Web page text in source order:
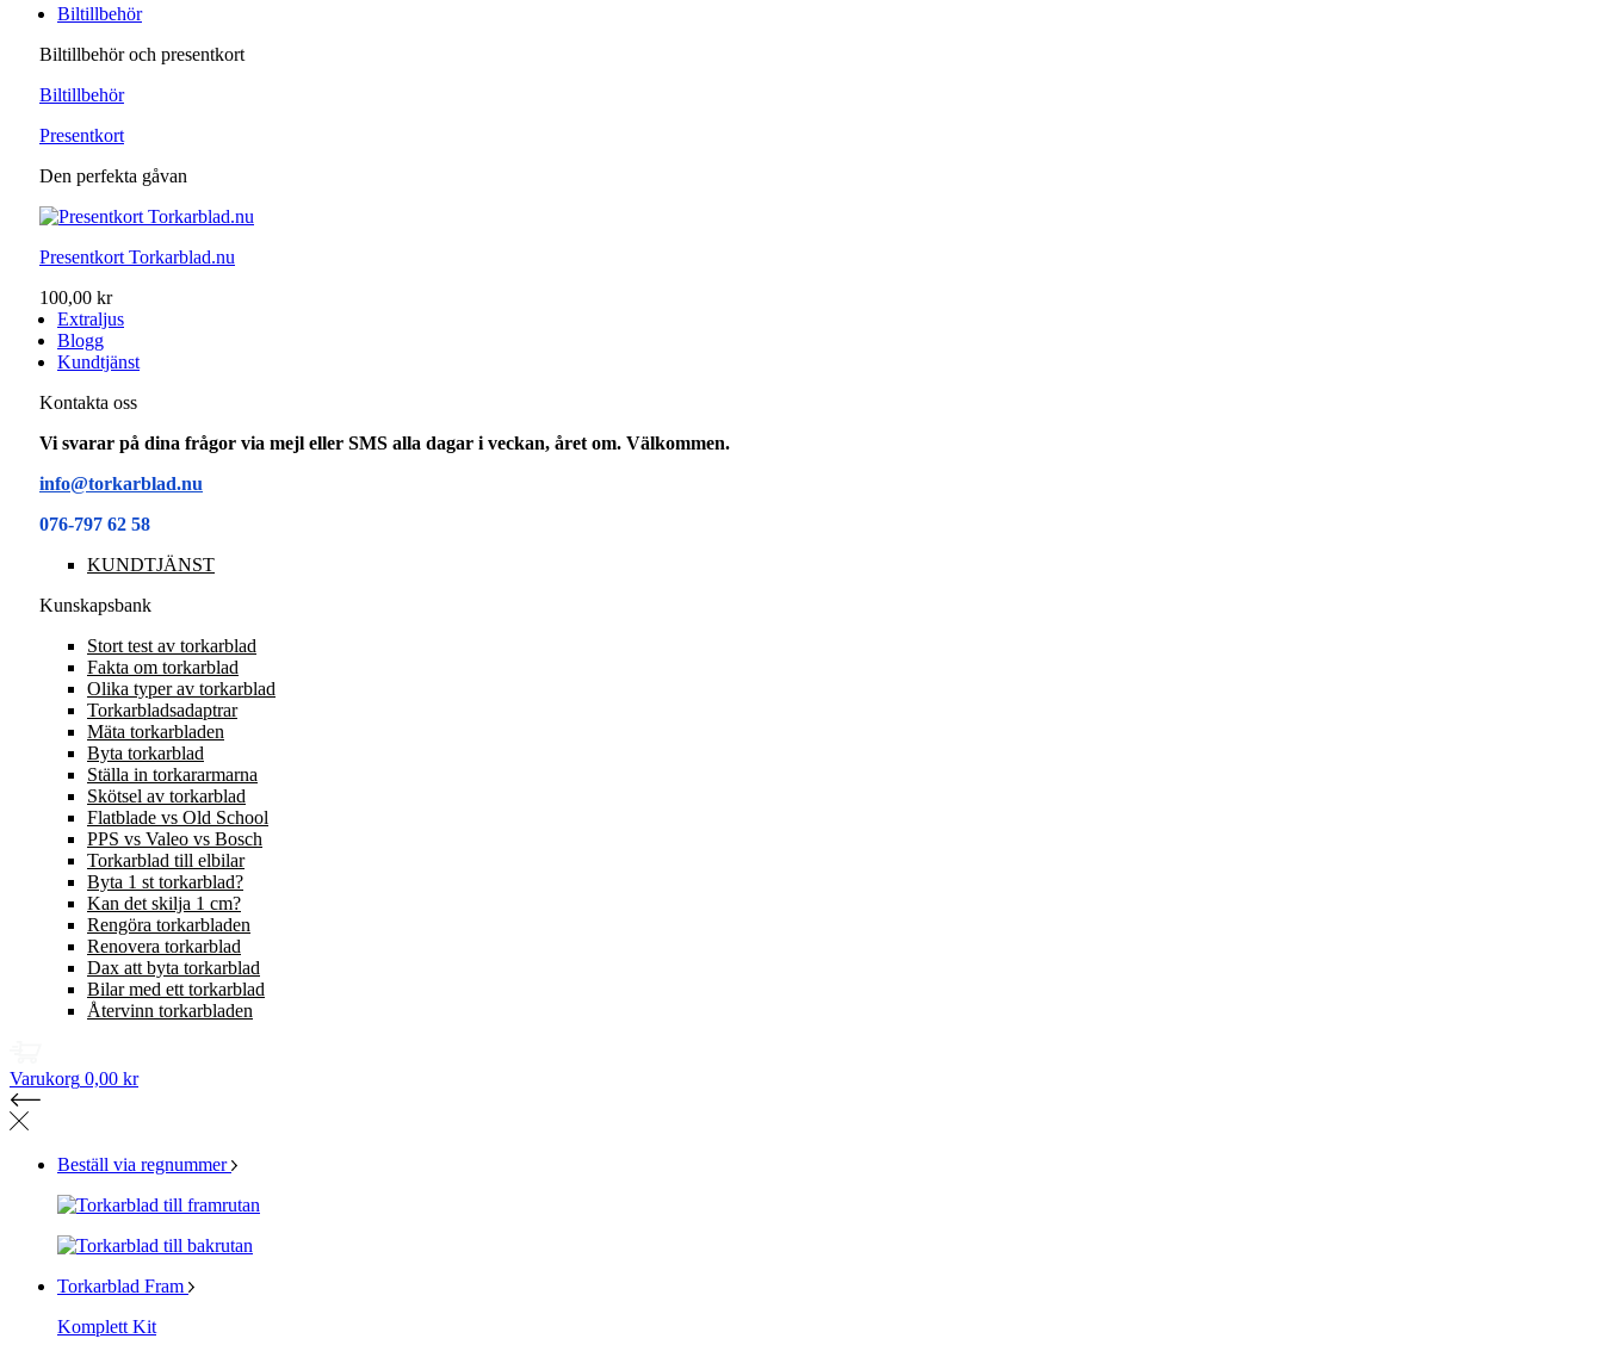
Biltillbehör
Biltillbehör och presentkort
Biltillbehör
Presentkort
Den perfekta gåvan
Presentkort Torkarblad.nu
100,00 kr
Extraljus
Blogg
Kundtjänst
Kontakta oss
Vi svarar på dina frågor via mejl eller SMS alla dagar i veckan, året om. Välkommen.
info@torkarblad.nu
076-797 62 58
KUNDTJÄNST
Kunskapsbank
Stort test av torkarblad
Fakta om torkarblad
Olika typer av torkarblad
Torkarbladsadaptrar
Mäta torkarbladen
Byta torkarblad
Ställa in torkararmarna
Skötsel av torkarblad
Flatblade vs Old School
PPS vs Valeo vs Bosch
Torkarblad till elbilar
Byta 1 st torkarblad?
Kan det skilja 1 cm?
Rengöra torkarbladen
Renovera torkarblad
Dax att byta torkarblad
Bilar med ett torkarblad
Återvinn torkarbladen
Varukorg 0,00 kr
Beställ via regnummer
Torkarblad Fram
Komplett Kit